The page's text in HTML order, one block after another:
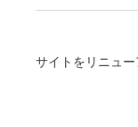
サイトをリニュ